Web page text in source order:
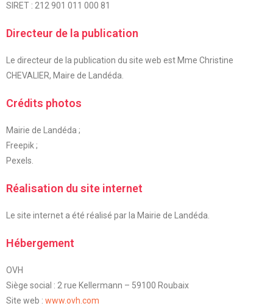
SIRET : 212 901 011 000 81
Directeur de la publication
Le directeur de la publication du site web est Mme Christine
CHEVALIER, Maire de Landéda.
Crédits photos
Mairie de Landéda ;
Freepik ;
Pexels.
Réalisation du site internet
Le site internet a été réalisé par la Mairie de Landéda.
Hébergement
OVH
Siège social : 2 rue Kellermann – 59100 Roubaix
Site web : www.ovh.com